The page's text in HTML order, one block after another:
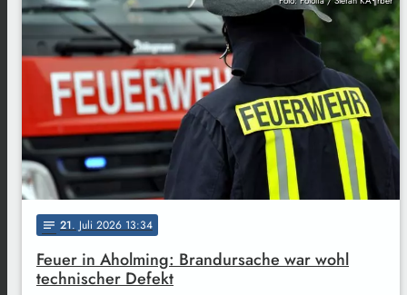
notes 21. Juli 2026 13:34
Feuer in Aholming: Brandursache war wohl
technischer Defekt